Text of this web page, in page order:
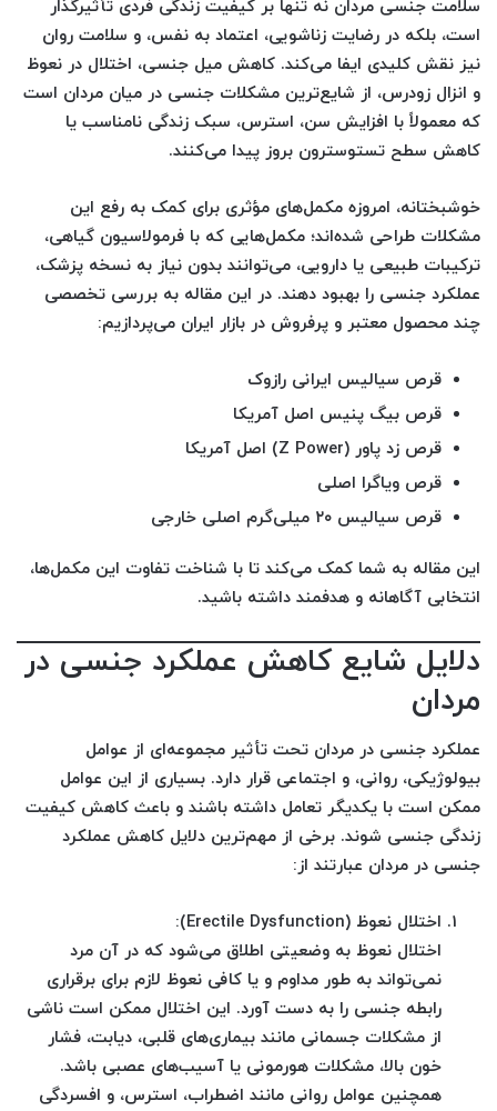
سلامت جنسی مردان نه تنها بر کیفیت زندگی فردی تأثیرگذار
است، بلکه در رضایت زناشویی، اعتماد به نفس، و سلامت روان
نیز نقش کلیدی ایفا می‌کند. کاهش میل جنسی، اختلال در نعوظ
و انزال زودرس، از شایع‌ترین مشکلات جنسی در میان مردان است
که معمولاً با افزایش سن، استرس، سبک زندگی نامناسب یا
کاهش سطح تستوسترون بروز پیدا می‌کنند.
خوشبختانه، امروزه مکمل‌های مؤثری برای کمک به رفع این
مشکلات طراحی شده‌اند؛ مکمل‌هایی که با فرمولاسیون گیاهی،
ترکیبات طبیعی یا دارویی، می‌توانند بدون نیاز به نسخه پزشک،
عملکرد جنسی را بهبود دهند. در این مقاله به بررسی تخصصی
چند محصول معتبر و پرفروش در بازار ایران می‌پردازیم:
قرص سیالیس ایرانی رازوک
قرص بیگ پنیس اصل آمریکا
قرص زد پاور (Z Power) اصل آمریکا
قرص ویاگرا اصلی
قرص سیالیس ۲۰ میلی‌گرم اصلی خارجی
این مقاله به شما کمک می‌کند تا با شناخت تفاوت این مکمل‌ها،
انتخابی آگاهانه و هدفمند داشته باشید.
دلایل شایع کاهش عملکرد جنسی در
مردان
عملکرد جنسی در مردان تحت تأثیر مجموعه‌ای از عوامل
بیولوژیکی، روانی، و اجتماعی قرار دارد. بسیاری از این عوامل
ممکن است با یکدیگر تعامل داشته باشند و باعث کاهش کیفیت
زندگی جنسی شوند. برخی از مهم‌ترین دلایل کاهش عملکرد
جنسی در مردان عبارتند از:
اختلال نعوظ (Erectile Dysfunction):
اختلال نعوظ به وضعیتی اطلاق می‌شود که در آن مرد
نمی‌تواند به طور مداوم و یا کافی نعوظ لازم برای برقراری
رابطه جنسی را به دست آورد. این اختلال ممکن است ناشی
از مشکلات جسمانی مانند بیماری‌های قلبی، دیابت، فشار
خون بالا، مشکلات هورمونی یا آسیب‌های عصبی باشد.
همچنین عوامل روانی مانند اضطراب، استرس، و افسردگی